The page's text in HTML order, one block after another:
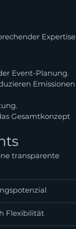
Expertise
Event-Planung.
Emissionen
Gesamtkonzept
transparente
Flexibilität